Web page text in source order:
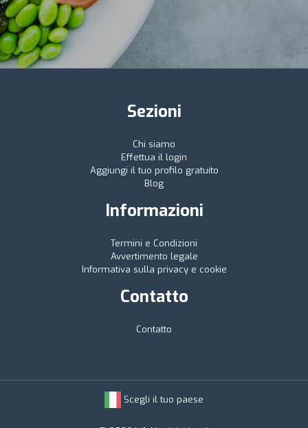
Sezioni
Chi siamo
Effettua il login
Aggiungi il tuo profilo gratuito
Blog
Informazioni
Termini e Condizioni
Avvertimento legale
Informativa sulla privacy e cookie
Contatto
Contatto
Scegli il tuo paese